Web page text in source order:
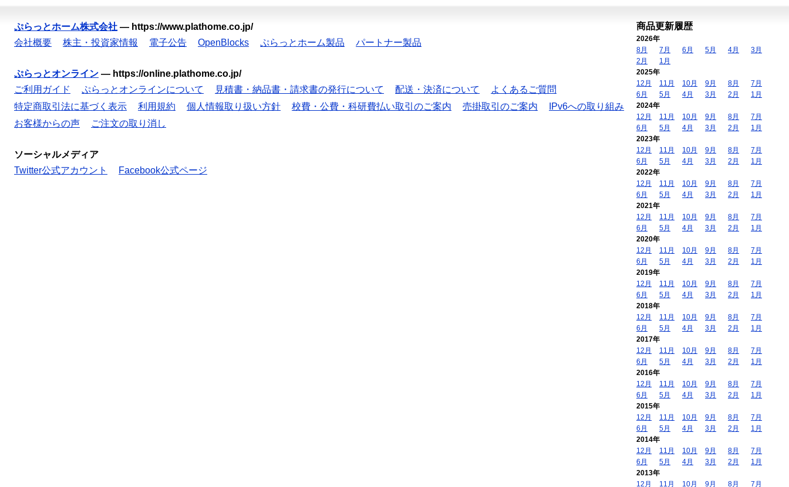
ぷらっとホーム株式会社 — https://www.plathome.co.jp/
会社概要
株主・投資家情報 電子公告 OpenBlocks ぷらっとホーム製品 パートナー製品
ぷらっとオンライン — https://online.plathome.co.jp/
ご利用ガイド
ぷらっとオンラインについて 見積書・納品書・請求書の発行について 配送・決済について
よくあるご質問
特定商取引法に基づく表示
利用規約 個人情報取り扱い方針 校費・公費・科研費払い取引のご案内 売掛取引のご案内
IPv6への取り組み
お客様からの声
ご注文の取り消し
ソーシャルメディア
Twitter公式アカウント
Facebook公式ページ
商品更新履歴
2026年
8月
7月 6月 5月 4月
3月
2月
1月
2025年
12月
11月 10月 9月 8月
7月
6月
5月 4月 3月 2月
1月
2024年
12月
11月 10月 9月 8月
7月
6月
5月 4月 3月 2月
1月
2023年
12月
11月 10月 9月 8月
7月
6月
5月 4月 3月 2月
1月
2022年
12月
11月 10月 9月 8月
7月
6月
5月 4月 3月 2月
1月
2021年
12月
11月 10月 9月 8月
7月
6月
5月 4月 3月 2月
1月
2020年
12月
11月 10月 9月 8月
7月
6月
5月 4月 3月 2月
1月
2019年
12月
11月 10月 9月 8月
7月
6月
5月 4月 3月 2月
1月
2018年
12月
11月 10月 9月 8月
7月
6月
5月 4月 3月 2月
1月
2017年
12月
11月 10月 9月 8月
7月
6月
5月 4月 3月 2月
1月
2016年
12月
11月 10月 9月 8月
7月
6月
5月 4月 3月 2月
1月
2015年
12月
11月 10月 9月 8月
7月
6月
5月 4月 3月 2月
1月
2014年
12月
11月 10月 9月 8月
7月
6月
5月 4月 3月 2月
1月
2013年
12月
11月 10月 9月 8月 7月